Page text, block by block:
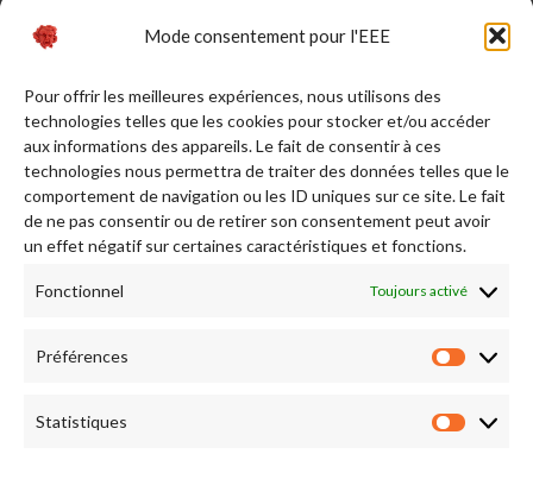
Mode consentement pour l'EEE
Pour offrir les meilleures expériences, nous utilisons des
technologies telles que les cookies pour stocker et/ou accéder
aux informations des appareils. Le fait de consentir à ces
technologies nous permettra de traiter des données telles que le
comportement de navigation ou les ID uniques sur ce site. Le fait
de ne pas consentir ou de retirer son consentement peut avoir
un effet négatif sur certaines caractéristiques et fonctions.
Fonctionnel Toujours activé
Préférences
Statistiques
Afficher plus... Suivez-nous sur Instagram